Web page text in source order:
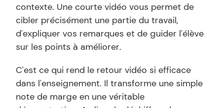
contexte. Une courte vidéo vous permet de
cibler précisément une partie du travail,
d'expliquer vos remarques et de guider l'élève
sur les points à améliorer.
C'est ce qui rend le retour vidéo si efficace
dans l'enseignement. Il transforme une simple
note de marge en une véritable